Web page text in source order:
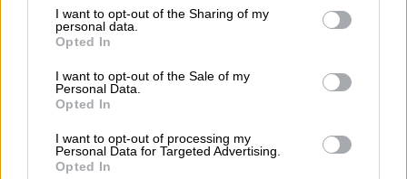
not limited to your visit or usage behaviour. You may click to
grant or deny consent to Google and its third-party tags to
use your data for below specified purposes in below Google
consent section.
I want to opt-out of the Sharing of my
personal data.
Opted In
I want to opt-out of the Sale of my
Personal Data.
Opted In
I want to opt-out of processing my
Personal Data for Targeted Advertising.
Opted In
Ο Σιδηρόπουλος δεν θα συμπεριληφθεί ούτε
στον πίνακα των «ειδικών VAR». Εκεί
προστέθηκε ο διεθνής Γιάννης
Παπαδόπουλος, ο οποίος αποχωρεί από την
ενεργό δράση, έχοντας προηγουμένως
στείλει επιστολή παραίτησης προς την ΚΕΔ.
Πλέον, στον πίνακα των «ειδικών VAR»